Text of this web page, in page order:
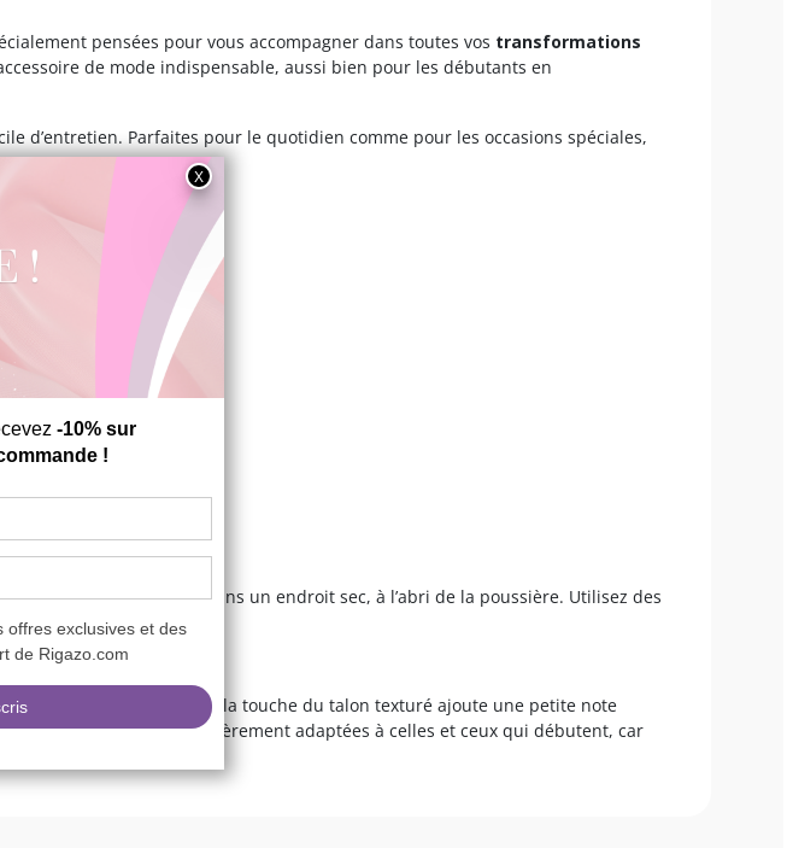
pensées pour vous accompagner dans toutes vos transformations
de mode indispensable, aussi bien pour les débutants en
d’entretien. Parfaites pour le quotidien comme pour les occasions spéciales,
plus audacieux.
en excès. Rangez-les dans un endroit sec, à l’abri de la poussière. Utilisez des
est intemporel, mais la touche du talon texturé ajoute une petite note
Elles sont particulièrement adaptées à celles et ceux qui débutent, car